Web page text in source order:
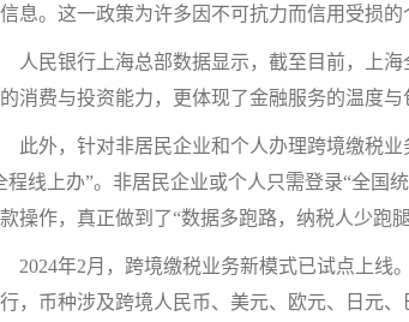
息。这一政策为许多因不可抗力而信用受损的
民银行上海总部数据显示，截至目前，上海
消费与投资能力，更体现了金融服务的温度与
外，针对非居民企业和个人办理跨境缴税业
程线上办”。非居民企业或个人只需登录“全国
操作，真正做到了“数据多跑路，纳税人少跑腿
年2月，跨境缴税业务新模式已试点上线
，币种涉及跨境人民币、美元、欧元、日元